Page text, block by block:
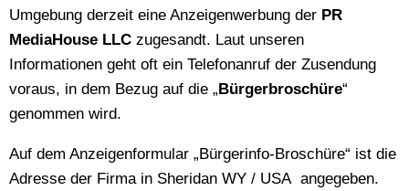
Umgebung derzeit eine Anzeigenwerbung der PR
MediaHouse LLC zugesandt. Laut unseren
Informationen geht oft ein Telefonanruf der Zusendung
voraus, in dem Bezug auf die „Bürgerbroschüre“
genommen wird.
Auf dem Anzeigenformular „Bürgerinfo-Broschüre“ ist die
Adresse der Firma in Sheridan WY / USA angegeben.